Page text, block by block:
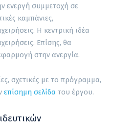
ενεργή συμμετοχή σε
καμπάνιες,
Η κεντρική ιδέα
Επίσης, θα
στην ανεργία.
σχετικές με το πρόγραμμα,
επίσημη σελίδα του έργου.